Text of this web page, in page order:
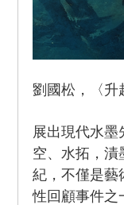
劉國松，〈升
展出現代水
空、水拓，漬
紀，不僅是藝
性回顧事件之